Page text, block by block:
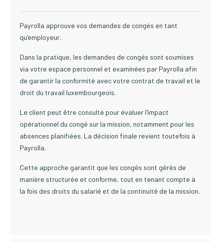
Payrolla approuve vos demandes de congés en tant
qu'employeur.
Dans la pratique, les demandes de congés sont soumises
via votre espace personnel et examinées par Payrolla afin
de garantir la conformité avec votre contrat de travail et le
droit du travail luxembourgeois.
Le client peut être consulté pour évaluer l'impact
opérationnel du congé sur la mission, notamment pour les
absences planifiées. La décision finale revient toutefois à
Payrolla.
Cette approche garantit que les congés sont gérés de
manière structurée et conforme, tout en tenant compte à
la fois des droits du salarié et de la continuité de la mission.